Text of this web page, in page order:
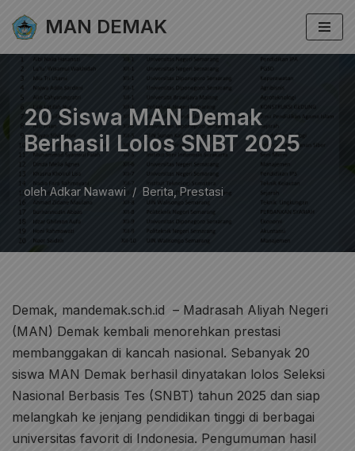
Lompat
ke
konten
MAN DEMAK
20 Siswa MAN Demak
Berhasil Lolos SNBT 2025
olehAdkar Nawawi Berita , Prestasi
Demak, mandemak.sch.id – Madrasah Aliyah Negeri
(MAN) Demak kembali menorehkan prestasi
membanggakan di kancah nasional. Sebanyak 20
siswa MAN Demak berhasil dinyatakan lolos Seleksi
Nasional Berbasis Tes (SNBT) tahun 2025 dan siap
melangkah ke jenjang pendidikan tinggi di berbagai
universitas favorit di Indonesia. Pengumuman hasil